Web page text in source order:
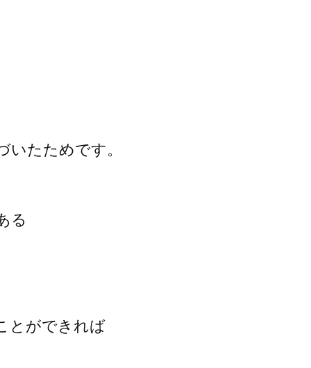
たためです。
る
とができれば